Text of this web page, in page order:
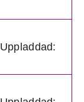
Uppladdad: